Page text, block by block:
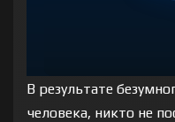
В результате
человека, никто не